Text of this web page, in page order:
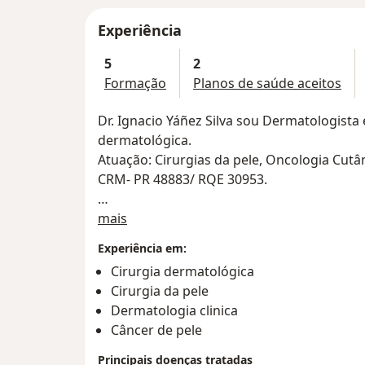
Experiência
5
Formação
2
Planos de saúde aceitos
Dr. Ignacio Yáñez Silva sou
dermatológica.
Atuação: Cirurgias da pele, Oncologia
CRM- PR 48883/ RQE 30953.
Sócio-proprietário e diretor da clínica
Realizo procedimentos cirúrgicos
cirurgias da pálpebra, lobuloplastia ou
unhas, além da exérese de lesões de pele
cistos, lipomas, cirurgia de unha
vitiligo) e também de lesões malignas
mais
Experiência em:
Cirurgia dermatológica
Cirurgia da pele
Dermatologia clinica
Câncer de pele
Principais doenças tratadas